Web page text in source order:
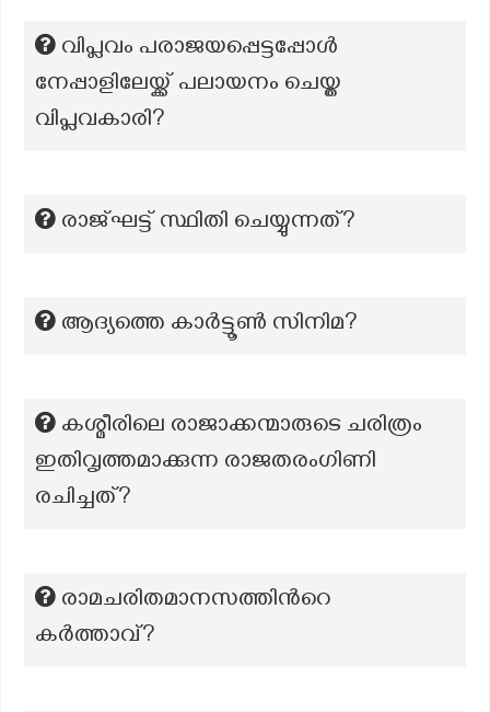
വിപ്ലവം പരാജയപ്പെട്ടപ്പോൾ
നേപ്പാളിലേയ്ക്ക് പലായനം ചെയ്ത
വിപ്ലവകാരി?
രാജ്ഘട്ട് സ്ഥിതി ചെയ്യുന്നത്?
ആദ്യത്തെ കാര്‍ട്ടൂണ്‍ സിനിമ?
കശ്മീരിലെ രാജാക്കന്മാരുടെ ചരിത്രം
ഇതിവൃത്തമാക്കുന്ന രാജതരംഗിണി
രചിച്ചത്?
രാമചരിതമാനസത്തിന്‍റെ
കർത്താവ്?